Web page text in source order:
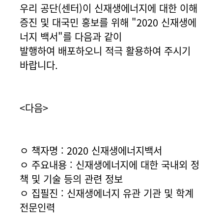
우리 공단(센터)이 신재생에너지에 대한 이해
증진 및 대국민 홍보를 위해 "2020 신재생에
너지 백서"를 다음과 같이
발행하여 배포하오니 적극 활용하여 주시기
바랍니다.
<다음>
ㅇ 책자명 : 2020 신재생에너지백서
ㅇ 주요내용 : 신재생에너지에 대한 국내외 정
책 및 기술 등의 관련 정보
ㅇ 집필진 : 신재생에너지 유관 기관 및 학계
전문인력